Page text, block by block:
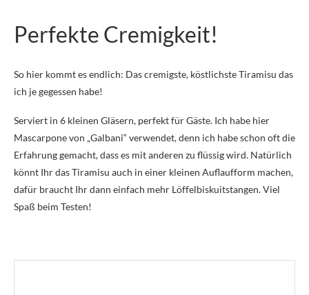
Perfekte Cremigkeit!
So hier kommt es endlich: Das cremigste, köstlichste Tiramisu das
ich je gegessen habe!
Serviert in 6 kleinen Gläsern, perfekt für Gäste. Ich habe hier
Mascarpone von „Galbani“ verwendet, denn ich habe schon oft die
Erfahrung gemacht, dass es mit anderen zu flüssig wird. Natürlich
könnt Ihr das Tiramisu auch in einer kleinen Auflaufform machen,
dafür braucht Ihr dann einfach mehr Löffelbiskuitstangen. Viel
Spaß beim Testen!